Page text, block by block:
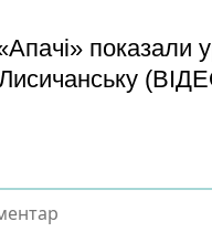
показали
Лисичанську